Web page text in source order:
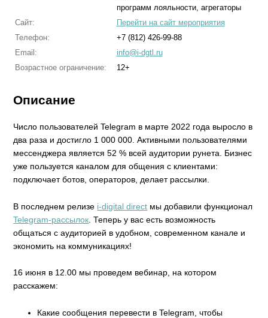
программ лояльности, агрегаторы
Сайт:
Перейти на сайт мероприятия
Телефон:
+7 (812) 426-99-88
Email:
info@i-dgtl.ru
Возрастное ограничение:
12+
Описание
Число пользователей Telegram в марте 2022 года выросло в
два раза и достигло 1 000 000. Активными пользователями
мессенджера является 52 % всей аудитории рунета. Бизнес
уже пользуется каналом для общения с клиентами:
подключает ботов, операторов, делает рассылки.
В последнем релизе i-digital direct мы добавили функционал
Telegram-рассылок . Теперь у вас есть возможность
общаться с аудиторией в удобном, современном канале и
экономить на коммуникациях!
16 июня в 12.00 мы проведем вебинар, на котором
расскажем:
Какие сообщения перевести в Telegram, чтобы